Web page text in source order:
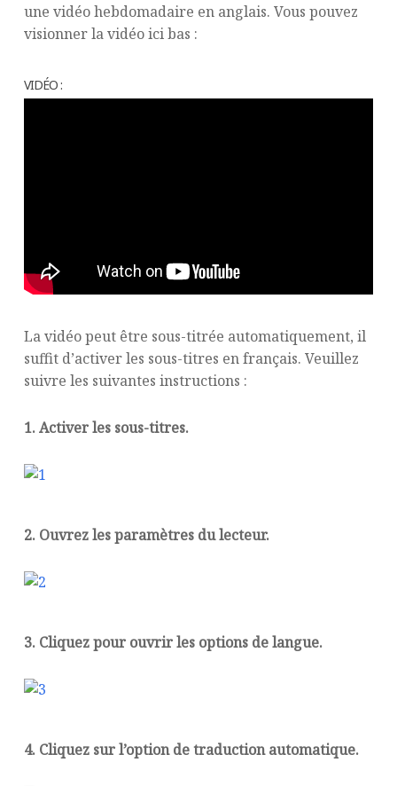
une vidéo hebdomadaire en anglais. Vous pouvez
visionner la vidéo ici bas :
VIDÉO :
La vidéo peut être sous-titrée automatiquement, il
suffit d’activer les sous-titres en français. Veuillez
suivre les suivantes instructions :
1. Activer les sous-titres.
2. Ouvrez les paramètres du lecteur.
3. Cliquez pour ouvrir les options de langue.
4. Cliquez sur l’option de traduction automatique.